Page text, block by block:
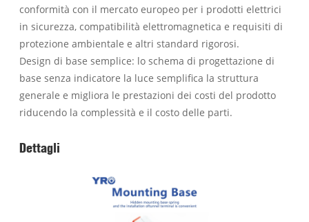
conformità con il mercato europeo per i prodotti elettrici
in sicurezza, compatibilità elettromagnetica e requisiti di
protezione ambientale e altri standard rigorosi.
Design di base semplice: lo schema di progettazione di
base senza indicatore la luce semplifica la struttura
generale e migliora le prestazioni dei costi del prodotto
riducendo la complessità e il costo delle parti.
Dettagli